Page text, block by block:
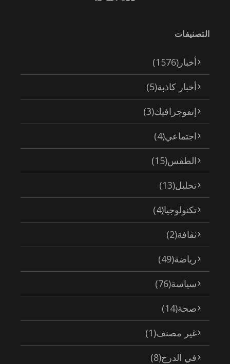
التصنيفات
أخبار (1576)
أخبار كاذبة(5)
إنفوجرافيك(3)
اجتماعي(4)
الطقس(15)
تحليل(13)
تكنولوجيا(4)
ثقافة(2)
رياضة(49)
سياسة(76)
صحة(14)
غير مصنف(1)
في الدرج(8)